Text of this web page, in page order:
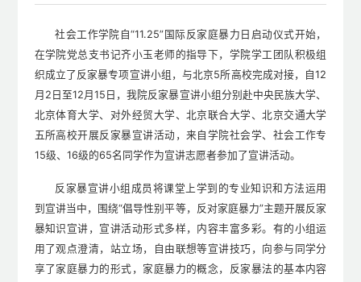
社会工作学院自“11.25”国际反家庭暴力日启动仪式开始，
在学院党总支书记齐小玉老师的指导下，学院学工团队积极组
织成立了反家暴专项宣讲小组，与北京5所高校完成对接，自12
月2日至12月15日，我院反家暴宣讲小组分别赴中央民族大学、
北京体育大学、对外经贸大学、北京联合大学、北京交通大学
五所高校开展反家暴宣讲活动，来自学院社会学、社会工作专
15级、16级的65名同学作为宣讲志愿者参加了宣讲活动。
反家暴宣讲小组成员将课堂上学到的专业知识和方法运用
到宣讲当中，围绕“倡导性别平等，反对家庭暴力”主题开展反家
暴知识宣讲，宣讲活动形式多样，内容丰富多彩。有的小组运
用了观点澄清，站立场，自由联想等宣讲技巧，向参与同学分
享了家庭暴力的形式，家庭暴力的概念，反家暴法的基本内容